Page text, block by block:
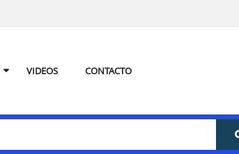
VIDEOS CONTACTO